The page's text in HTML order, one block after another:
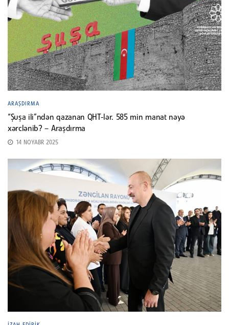
ARAŞDIRMA
“Şuşa ili”ndən qazanan QHT-lər. 585 min manat nəyə
xərclənib? – Araşdırma
14 NOYABR 2025